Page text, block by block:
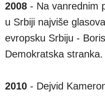
2008 - Na vanrednim
u Srbiji najviše
evropsku Srbiju -
Demokratska stranka.
2010 - Dejvid